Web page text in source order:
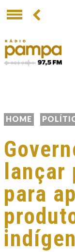
HOME
lançar
para